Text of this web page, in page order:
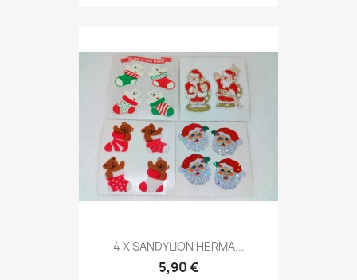
4 X SANDYLION HERMA...
5,90 €